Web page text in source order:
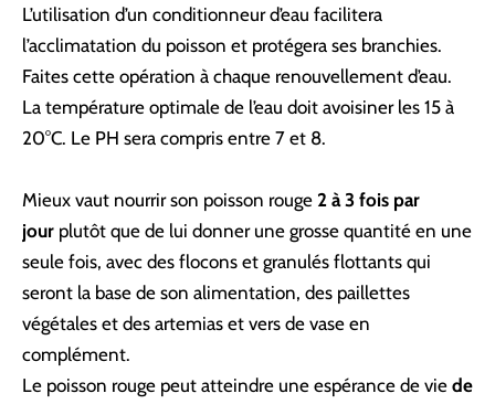
L’utilisation d’un conditionneur d’eau facilitera
l’acclimatation du poisson et protégera ses branchies.
Faites cette opération à chaque renouvellement d’eau.
La température optimale de l’eau doit avoisiner les 15 à
20°C. Le PH sera compris entre 7 et 8.
Mieux vaut nourrir son poisson rouge 2 à 3 fois par
jour plutôt que de lui donner une grosse quantité en une
seule fois, avec des flocons et granulés flottants qui
seront la base de son alimentation, des paillettes
végétales et des artemias et vers de vase en
complément.
Le poisson rouge peut atteindre une espérance de vie de